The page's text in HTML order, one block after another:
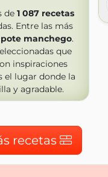
de 1 087 recetas
Entre las más
pote manchego.
que
inspiraciones
el lugar donde la
y agradable.
recetas